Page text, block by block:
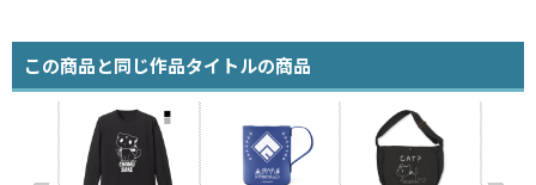
この商品と同じ作品タイトルの商品